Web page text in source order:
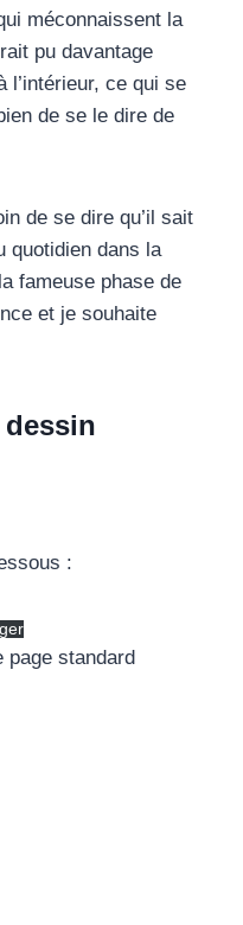
méconnaissent la
pu davantage
l’intérieur, ce qui se
de se le dire de
de se dire qu’il sait
quotidien dans la
fameuse phase de
et je souhaite
:
page standard